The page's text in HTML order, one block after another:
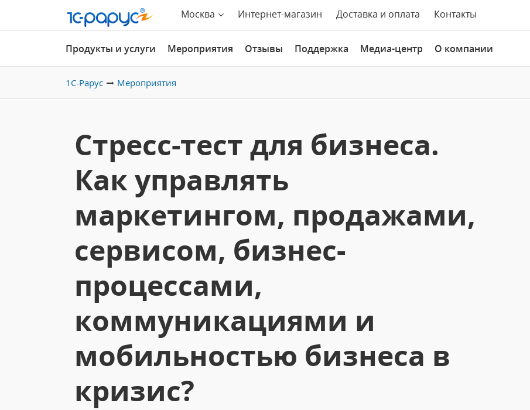
Москва Интернет-магазин Доставка и оплата Контакты
Продукты и услуги Мероприятия Отзывы Поддержка Медиа-центр О компании
1С-Рарус Мероприятия
Стресс-тест для бизнеса.
Как управлять
маркетингом, продажами,
сервисом, бизнес-
процессами,
коммуникациями и
мобильностью бизнеса в
кризис?